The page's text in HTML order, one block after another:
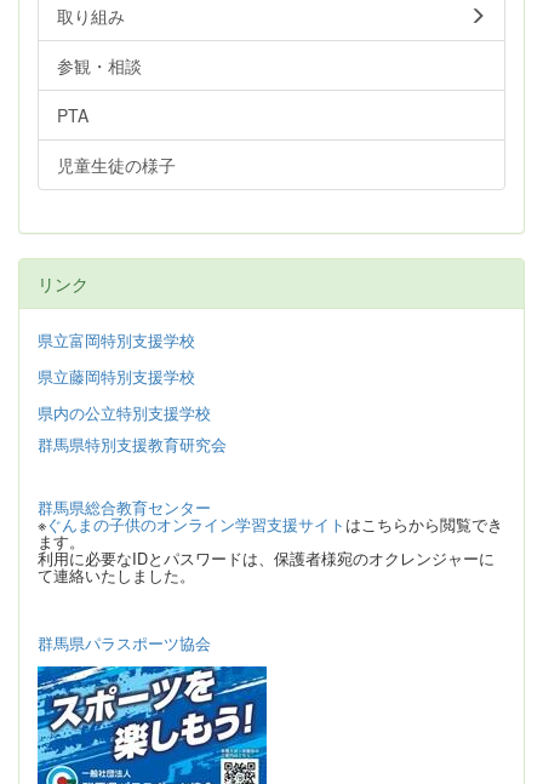
取り組み
参観・相談
PTA
児童生徒の様子
リンク
県立富岡特別支援学校
県立藤岡特別支援学校
県内の公立特別支援学校
群馬県特別支援教育研究会
群馬県総合教育センター
※ぐんまの子供のオンライン学習支援サイト はこちらから閲覧でき
ます。
利用に必要なIDとパスワードは、保護者様宛のオクレンジャーに
て連絡いたしました。
群馬県パラスポーツ協会